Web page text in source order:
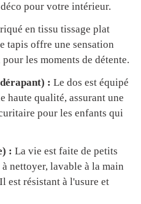
pour votre intérieur.
en tissu tissage plat
tapis offre une sensation
les moments de détente.
: Le dos est équipé
haute qualité, assurant une
pour les enfants qui
: La vie est faite de petits
nettoyer, lavable à la main
est résistant à l'usure et